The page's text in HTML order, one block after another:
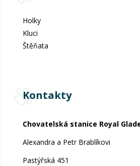
Holky
Kluci
Štěňata
Kontakty
Chovatelská stanice Royal
Alexandra a Petr Brablíkovi
Pastýřská 451